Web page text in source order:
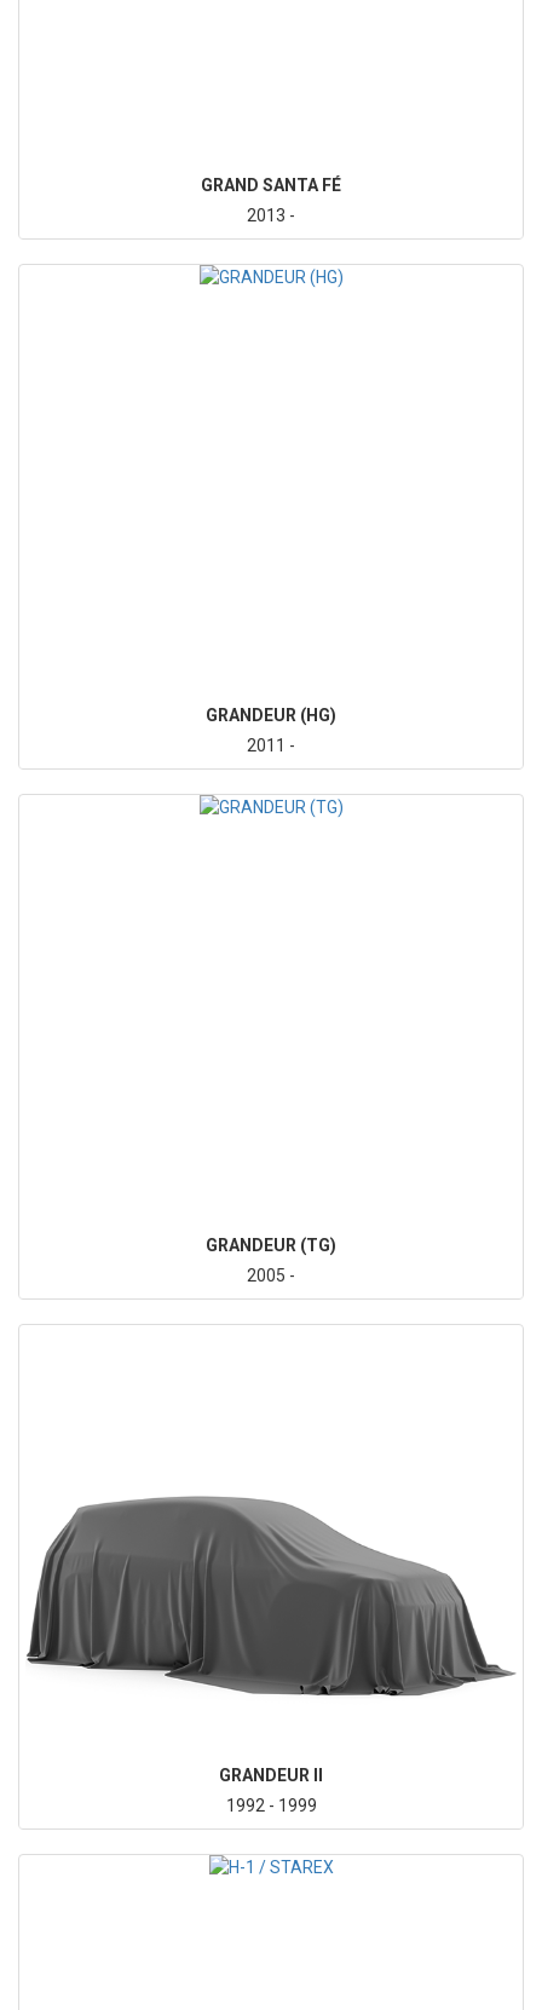
GRAND SANTA FÉ
2013 -
GRANDEUR (HG)
2011 -
GRANDEUR (TG)
2005 -
GRANDEUR II
1992 - 1999